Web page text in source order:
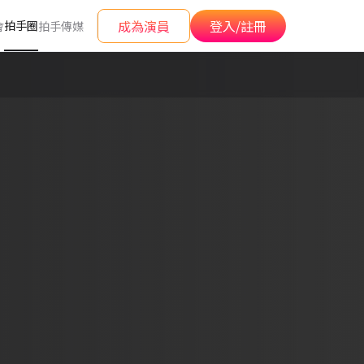
拍手圈拍手傳媒 成為演員 登入/註冊